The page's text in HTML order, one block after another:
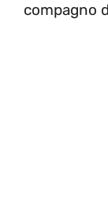
compagno